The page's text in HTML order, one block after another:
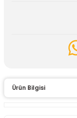
Ürün Bilgisi